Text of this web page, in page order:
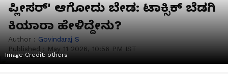
ಪ್ಲೀಸರ್' ಆಗೋದು ಬೇಡ: ಟಾಕ್ಸಿಕ್ ಬೆಡಗಿ
ಕಿಯಾರಾ ಹೇಳಿದ್ದೇನು?
Author : Govindaraj S
Published : May 11 2026, 10:56 PM IST
Image Credit: others